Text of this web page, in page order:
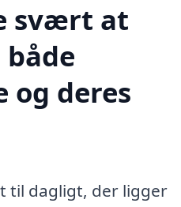
svært at
deres
til dagligt, der ligger